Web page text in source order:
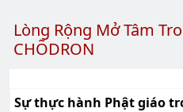
Lòng Rộng Mở Tâm
CHÕDRON
Sự thực hành Phật giáo